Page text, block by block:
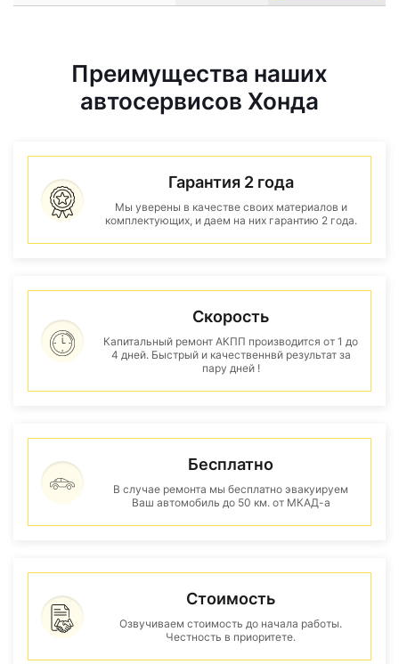
Преимущества наших
автосервисов Хонда
Гарантия 2 года
Мы уверены в качестве своих материалов и
комплектующих, и даем на них гарантию 2 года.
Скорость
Капитальный ремонт АКПП производится от 1 до
4 дней. Быстрый и качественнвй результат за
пару дней !
Бесплатно
В случае ремонта мы бесплатно эвакуируем
Ваш автомобиль до 50 км. от МКАД-а
Стоимость
Озвучиваем стоимость до начала работы.
Честность в приоритете.